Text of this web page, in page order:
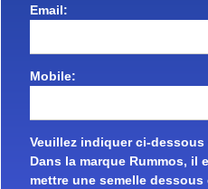
Email:
Mobile:
Veuillez indiquer ci-
Dans la marque Rummos,
mettre une semelle dessous